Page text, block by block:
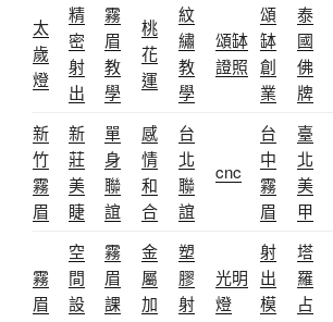
太
歲
燈
精
密
射
出
霧
眉
教
學
桃
花
運
紋
繡
教
學
頌缽
證照
頌
缽
創
業
泰
國
佛
牌
新
竹
霧
眉
新
莊
美
睫
單
身
聯
誼
感
情
和
合
台
北
聯
誼
cnc
台
中
霧
眉
臺
北
美
甲
霧
眉
空
間
設
霧
眉
課
金
屬
加
塑
膠
射
光明
燈
射
出
模
塔
羅
占